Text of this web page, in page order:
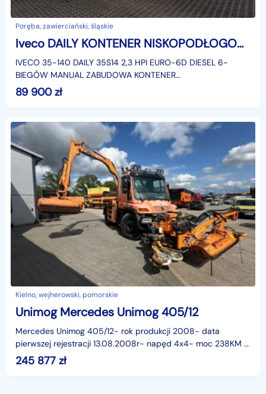
Poręba, zawierciański, śląskie
Iveco DAILY KONTENER NISKOPODŁOGOWY 4,43x2,23x2,42 SKLEP BAR KAMPER KLIMA KRAJOWY
IVECO 35-140 DAILY 35S14 2,3 HPI EURO-6D DIESEL 6-
BIEGÓW MANUAL ZABUDOWA KONTENER
NISKOPODŁOGOWY 4,43x2,23x2,42 LAMAR LAMBOX
KLIMATYZACJA DMC: 3500 KG KATEGORIA
89 900zł
Kielno, wejherowski, pomorskie
Unimog Mercedes Unimog 405/12
Mercedes Unimog 405/12- rok produkcji 2008- data
pierwszej rejestracji 13.08.2008r- napęd 4x4- moc 238KM /
175kW- przebieg 184470km- pojemność 6374cm3- skrzynia
245 877 zł